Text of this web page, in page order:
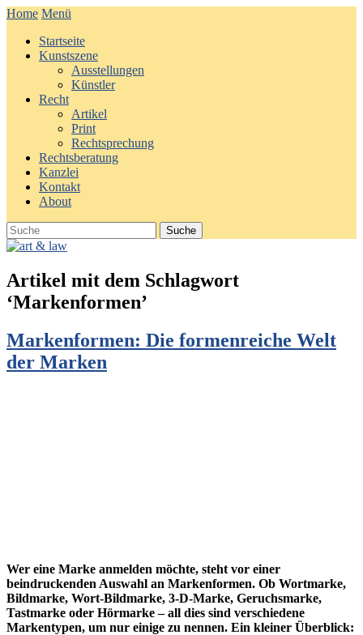
Home Menü
Startseite
Kunstszene
Ausstellungen
Künstler
Recht
Artikel
Print
Rechtsprechung
Rechtsberatung
Kanzlei
Kontakt
About
Artikel mit dem Schlagwort
‘Markenformen’
Markenformen: Die formenreiche Welt
der Marken
Wer eine Marke anmelden möchte, steht vor einer
beindruckenden Auswahl an Markenformen. Ob Wortmarke,
Bildmarke, Wort-Bildmarke, 3-D-Marke, Geruchsmarke,
Tastmarke oder Hörmarke – all dies sind verschiedene
Markentypen, um nur einige zu nennen. Ein kleiner Überblick: